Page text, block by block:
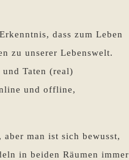
dass zum Leben
zu unserer Lebenswelt.
Taten (real)
und offline,
aber man ist sich bewusst,
in beiden Räumen immer